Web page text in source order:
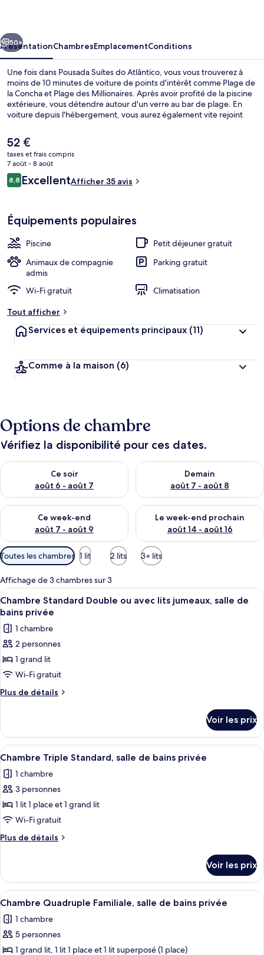
Suivant
50+
PrésentationChambresEmplacementConditions
Une fois dans Pousada Suítes do Atlântico, vous vous trouverez à
moins de 10 minutes de voiture de points d'intérêt comme Plage de
la Concha et Plage des Millionaires. Après avoir profité de la piscine
extérieure, vous détendre autour d'un verre au bar de plage. En
voiture depuis l'hébergement, vous aurez également vite rejoint
Amado.
Le
prix
actuel
est
de
52 €
taxes et frais compris
7 août - 8 août
Avis
voyageurs
8,88,8 sur 10
ExcellentAfficher 35 avis
Équipements populaires
Piscine
Petit déjeuner gratuit
Animaux de compagnie
admis
Parking gratuit
Wi-Fi gratuit
Climatisation
Tout afficher
Services et équipements principaux (11)
Comme à la maison (6)
Options de chambre
Vérifiez la disponibilité pour ces dates.
Ce soir
août 6 - août 7
Vérifier la disponibilité pour ce soir août 6 - août 7
Demain
août 7 - août 8
Vérifier la disponibilité pour
Ce week-end
août 7 - août 9
Vérifier la disponibilité pour ce week-end août 7 - août 9
Le week-end prochain
août 14 - août 16
Vérifier la disponibilité pour
Filtres
disponibles
pour
les
chambres
Toutes les chambres 1 lit 2 lits 3+ lits
Affichage de 3 chambres sur 3
Afficher
toutes
les
photos
pour
ce
type
de
Standard
Double
ou
avec
lits
jumeaux,
salle
de
bains
Un lit bien fait, recouvert d’une
5
Chambre Standard Double ou avec lits jumeaux, salle de
bains privée
1 chambre
2 personnes
1 grand lit
Wi-Fi gratuit
Plus de détails
Plus
le
type
de
Chambre
Standard
ou
avec
jumeaux,
privée
Voir les prix
Afficher
toutes
les
photos
pour
ce
type
de
Chambre
Triple
Standard,
salle
de
bains
Chambre Triple Standard, salle de
5
Chambre Triple Standard, salle de bains privée
1 chambre
3 personnes
1 lit 1 place et 1 grand lit
Wi-Fi gratuit
Plus de détails
Plus
le
type
de
Chambre
Triple
Voir les prix
Afficher
toutes
les
photos
pour
Une chambre d’hôtel avec deux lits,
5
Chambre Quadruple Familiale, salle de bains privée
1 chambre
5 personnes
1 grand lit, 1 lit 1 place et 1 lit superposé (1 place)